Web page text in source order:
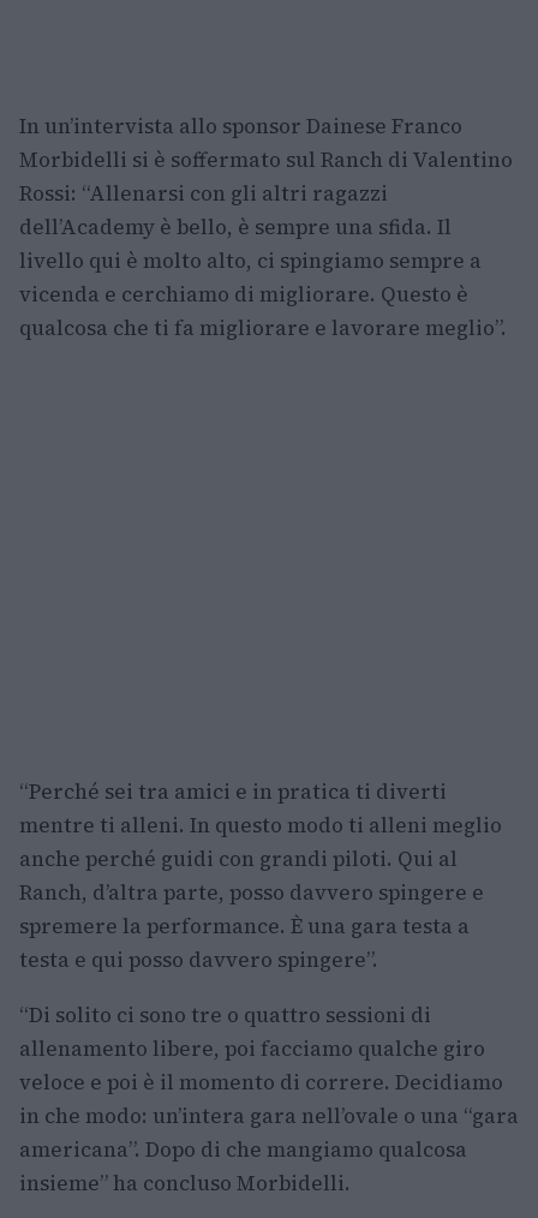
In un’intervista allo sponsor Dainese Franco
Morbidelli si è soffermato sul Ranch di Valentino
Rossi: “Allenarsi con gli altri ragazzi
dell’Academy è bello, è sempre una sfida. Il
livello qui è molto alto, ci spingiamo sempre a
vicenda e cerchiamo di migliorare. Questo è
qualcosa che ti fa migliorare e lavorare meglio”.
“Perché sei tra amici e in pratica ti diverti
mentre ti alleni. In questo modo ti alleni meglio
anche perché guidi con grandi piloti. Qui al
Ranch, d’altra parte, posso davvero spingere e
spremere la performance. È una gara testa a
testa e qui posso davvero spingere”.
“Di solito ci sono tre o quattro sessioni di
allenamento libere, poi facciamo qualche giro
veloce e poi è il momento di correre. Decidiamo
in che modo: un’intera gara nell’ovale o una “gara
americana”. Dopo di che mangiamo qualcosa
insieme” ha concluso Morbidelli.